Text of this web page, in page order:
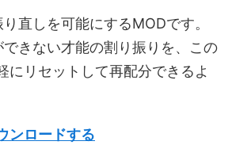
直しを可能にするMODです。
きない才能の割り振りを、この
にリセットして再配分できるよ
ンロードする